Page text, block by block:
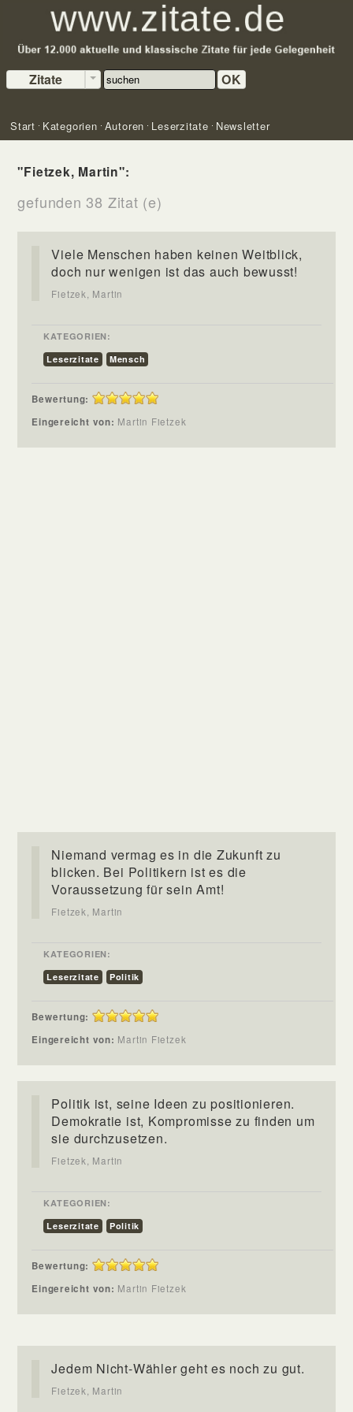
Zitate OK
Start Kategorien Autoren Leserzitate Newsletter
"Fietzek, Martin":
gefunden 38 Zitat (e)
Viele Menschen haben keinen Weitblick,
doch nur wenigen ist das auch bewusst!
Fietzek, Martin
KATEGORIEN:
Leserzitate
Mensch
Bewertung:
Eingereicht von: Martin Fietzek
Niemand vermag es in die Zukunft zu
blicken. Bei Politikern ist es die
Voraussetzung für sein Amt!
Fietzek, Martin
KATEGORIEN:
Leserzitate
Politik
Bewertung:
Eingereicht von: Martin Fietzek
Politik ist, seine Ideen zu positionieren.
Demokratie ist, Kompromisse zu finden um
sie durchzusetzen.
Fietzek, Martin
KATEGORIEN:
Leserzitate
Politik
Bewertung:
Eingereicht von: Martin Fietzek
Jedem Nicht-Wähler geht es noch zu gut.
Fietzek, Martin